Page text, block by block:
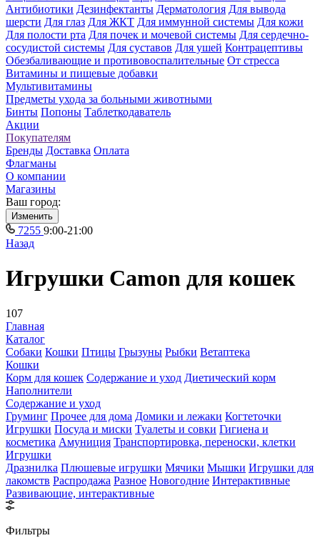
Антибиотики Дезинфектанты Дерматология Для вывода
шерсти Для глаз Для ЖКТ Для иммунной системы Для кожи
Для полости рта Для почек и мочевой системы Для сердечно-
сосудистой системы Для суставов Для ушей Контрацептивы
Обезбаливающие и противовоспалительные От стресса
Витамины и пищевые добавки
Мультивитамины
Предметы ухода за больными животными
Бинты Попоны Таблеткодаватель
Акции
Покупателям
Бренды Доставка Оплата
Флагманы
О компании
Магазины
Ваш город:
Изменить
7255 9:00-21:00
Назад
Игрушки Camon для кошек
107
Главная
Каталог
Собаки Кошки Птицы Грызуны Рыбки Ветаптека
Кошки
Корм для кошек Содержание и уход Диетический корм
Наполнители
Содержание и уход
Груминг Прочее для дома Домики и лежаки Когтеточки
Игрушки Посуда и миски Туалеты и совки Гигиена и
косметика Амуниция Транспортировка, переноски, клетки
Игрушки
Дразнилка Плюшевые игрушки Мячики Мышки Игрушки для
лакомств Распродажа Разное Новогодние Интерактивные
Развивающие, интерактивные
Фильтры